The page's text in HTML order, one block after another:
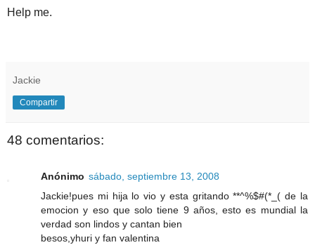
Help me.
Jackie
Compartir
48 comentarios:
Anónimo sábado, septiembre 13, 2008
Jackie!pues mi hija lo vio y esta gritando **^%$#(*_( de la
emocion y eso que solo tiene 9 años, esto es mundial la
verdad son lindos y cantan bien
besos,yhuri y fan valentina